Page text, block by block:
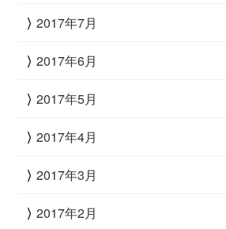
2017年7月
2017年6月
2017年5月
2017年4月
2017年3月
2017年2月